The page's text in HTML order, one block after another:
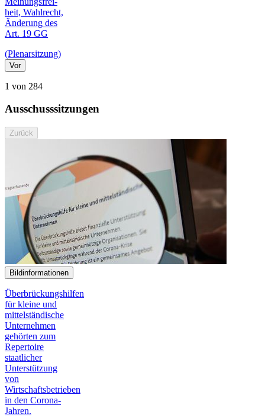
heit, Wahl­recht,
Änderung des
Art. 19 GG
(Plenarsitzung)
Vor
1 von 284
Ausschusssitzungen
Zurück
Bildinformationen
Überbrückungshilfen
für kleine und
mittelständische
Unternehmen
gehörten zum
Repertoire
staatlicher
Unterstützung
von
Wirtschaftsbetrieben
in den Corona-
Jahren.